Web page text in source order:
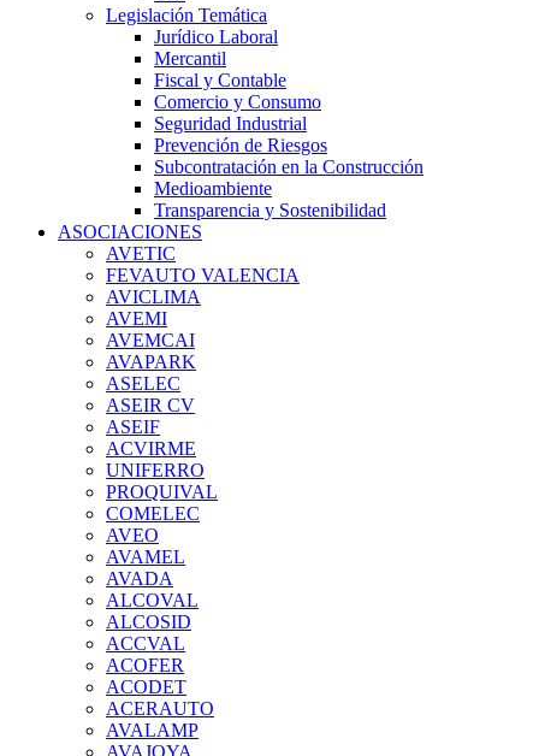
Legislación Temática
Jurídico Laboral
Mercantil
Fiscal y Contable
Comercio y Consumo
Seguridad Industrial
Prevención de Riesgos
Subcontratación en la Construcción
Medioambiente
Transparencia y Sostenibilidad
ASOCIACIONES
AVETIC
FEVAUTO VALENCIA
AVICLIMA
AVEMI
AVEMCAI
AVAPARK
ASELEC
ASEIR CV
ASEIF
ACVIRME
UNIFERRO
PROQUIVAL
COMELEC
AVEO
AVAMEL
AVADA
ALCOVAL
ALCOSID
ACCVAL
ACOFER
ACODET
ACERAUTO
AVALAMP
AVAJOYA